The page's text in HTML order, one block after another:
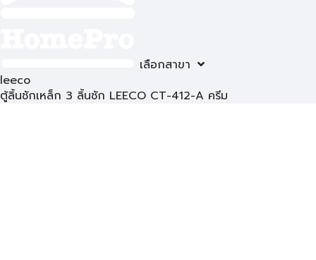
เลือกสาขา
leeco
ตู้ลิ้นชักเหล็ก 3 ลิ้นชัก LEECO CT-412-A ครีม